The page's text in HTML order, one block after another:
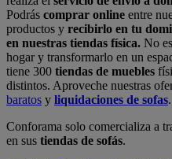
Podrás comprar online entre
productos y recibirlo en tu
en nuestras tiendas física. No
hogar y transformarlo en un
tiene 300 tiendas de muebles
distintos. Aproveche nuestras
baratos y liquidaciones de sofas.
Conforama solo comercializa a
en sus tiendas de sofás.